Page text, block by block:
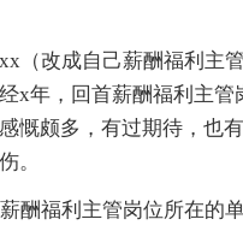
（改成自己薪酬福利主
x年，回首薪酬福利主管
慨颇多，有过期待，也
。
酬福利主管岗位所在的